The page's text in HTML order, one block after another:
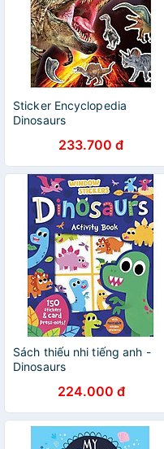
Sticker Encyclopedia
Dinosaurs
233.700 đ
Sách thiếu nhi tiếng anh -
Dinosaurs
224.000 đ